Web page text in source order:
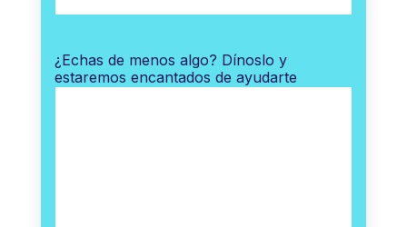
¿Echas de menos algo? Dínoslo y
estaremos encantados de ayudarte